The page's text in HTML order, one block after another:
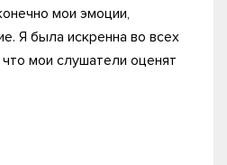
мои эмоции,
Я была искренна во всех
мои слушатели оценят